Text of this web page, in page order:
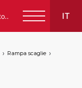
IT
Italiano
Rampa scaglie